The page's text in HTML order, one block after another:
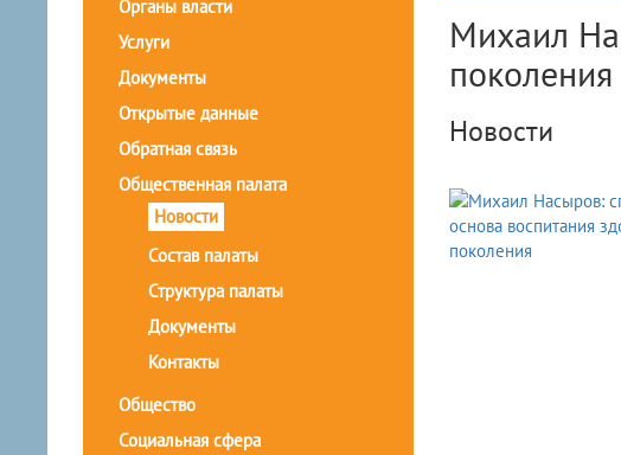
Органы власти
Услуги
Документы
Открытые данные
Обратная связь
Общественная палата
Новости
Состав палаты
Структура палаты
Документы
Контакты
Общество
Социальная сфера
Михаил
поколения
Новости